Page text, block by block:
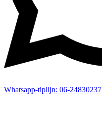
Whatsapp-tiplijn: 06-24830237